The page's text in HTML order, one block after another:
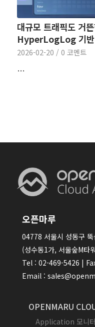
대규모 트래픽도 거
HyperLogLog 기반
2026-02-20 / 0 코멘트
…
오픈마루
04778 서울시 성동구
(성수동1가, 서울숲M타
Tel : 02-469-5426 |
Email :
OPENMARU
Application 모니